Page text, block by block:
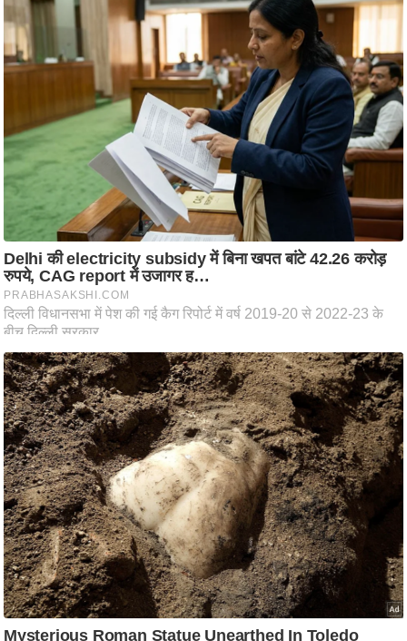
प
र
क्षा
ध
ज्यो
ति
ष
प्र
भु
म
हि
मा
/
ध
र्म
स्थ
ल
व्र
त
त्यो
हा
र